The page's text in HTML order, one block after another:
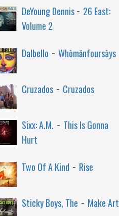
DeYoung Dennis- 26 East:
Volume 2
Dalbello - Whōmănfoursāys
Cruzados- Cruzados
Sixx: A.M. - This Is Gonna
Hurt
Two Of A Kind - Rise
Sticky Boys, The - Make Art